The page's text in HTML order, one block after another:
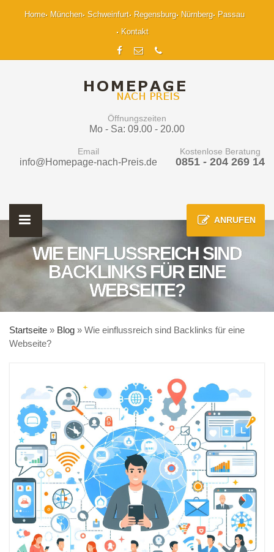
Home München Schweinfurt Regensburg Nürnberg
Passau
Kontakt
Öffnungszeiten
Mo - Sa: 09.00 - 20.00
Email
info@Homepage-nach-Preis.de
Kostenlose Beratung
0851 - 204 269 14
ANRUFEN
WIE EINFLUSSREICH SIND
BACKLINKS FÜR EINE
WEBSEITE?
Startseite » Blog » Wie einflussreich sind Backlinks für eine
Webseite?